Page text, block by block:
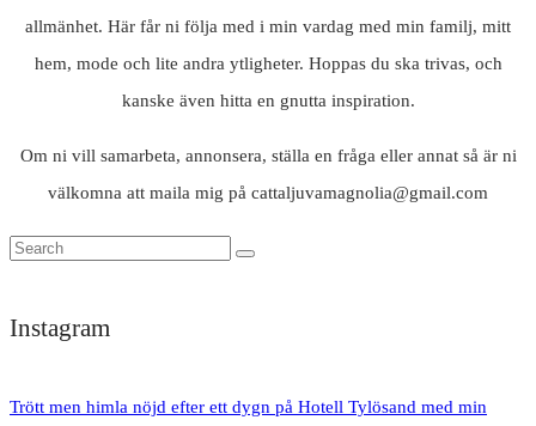
allmänhet. Här får ni följa med i min vardag med min familj, mitt
hem, mode och lite andra ytligheter. Hoppas du ska trivas, och
kanske även hitta en gnutta inspiration.
Om ni vill samarbeta, annonsera, ställa en fråga eller annat så är ni
välkomna att maila mig på cattaljuvamagnolia@gmail.com
Instagram
Trött men himla nöjd efter ett dygn på Hotell Tylösand med min